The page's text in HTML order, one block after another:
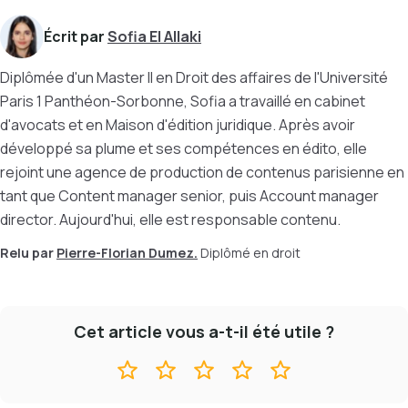
Écrit parSofia El Allaki
Diplômée d'un Master II en Droit des affaires de l'Université
Paris 1 Panthéon-Sorbonne, Sofia a travaillé en cabinet
d'avocats et en Maison d'édition juridique. Après avoir
développé sa plume et ses compétences en édito, elle
rejoint une agence de production de contenus parisienne en
tant que Content manager senior, puis Account manager
director. Aujourd'hui, elle est responsable contenu.
Relu par Pierre-Florian Dumez. Diplômé en droit
Cet article vous a-t-il été utile ?